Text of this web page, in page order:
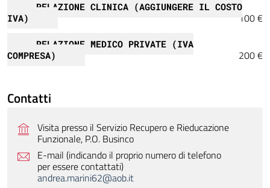
RELAZIONE CLINICA (AGGIUNGERE IL COSTO
IVA)
100 €
RELAZIONE MEDICO PRIVATE (IVA
COMPRESA)
200 €
Contatti
Visita presso il Servizio Recupero e Rieducazione
Funzionale, P.O. Businco
E-mail (indicando il proprio numero di telefono
per essere contattati)
andrea.marini62@aob.it